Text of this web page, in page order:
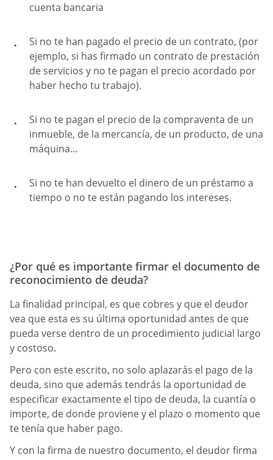
cuenta bancaria
Si no te han pagado el precio de un contrato, (por
ejemplo, si has firmado un contrato de prestación
de servicios y no te pagan el precio acordado por
haber hecho tu trabajo).
Si no te pagan el precio de la compraventa de un
inmueble, de la mercancía, de un producto, de una
máquina...
Si no te han devuelto el dinero de un préstamo a
tiempo o no te están pagando los intereses.
¿Por qué es importante firmar el documento de
reconocimiento de deuda?
La finalidad principal, es que cobres y que el deudor
vea que esta es su última oportunidad antes de que
pueda verse dentro de un procedimiento judicial largo
y costoso.
Pero con este escrito, no solo aplazarás el pago de la
deuda, sino que además tendrás la oportunidad de
especificar exactamente el tipo de deuda, la cuantía o
importe, de donde proviene y el plazo o momento que
te tenía que haber pago.
Y con la firma de nuestro documento, el deudor firma